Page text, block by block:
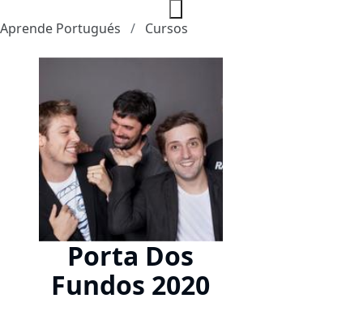
Aprende Portugués Cursos
Porta Dos
Fundos 2020